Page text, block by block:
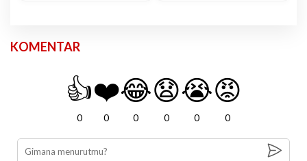
KOMENTAR
👍
0
❤️
0
😂
0
😧
0
😭
0
😡
0